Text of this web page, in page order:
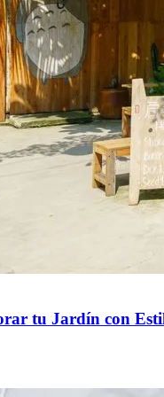
tu Jardín con